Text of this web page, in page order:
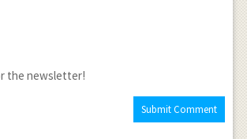
the newsletter!